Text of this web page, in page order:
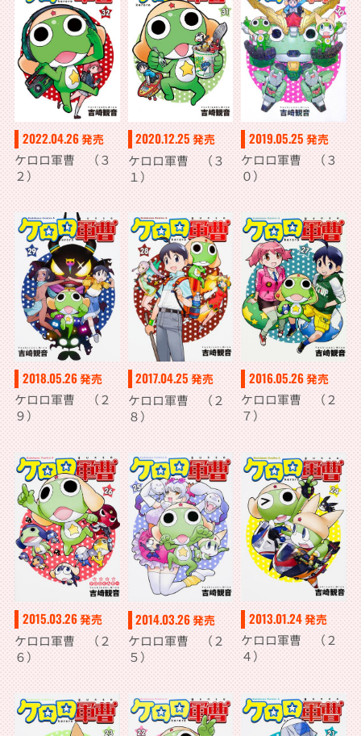
2022.04.26発売
ケロロ軍曹 （３
２）
2020.12.25 発売
ケロロ軍曹 （３
１）
2019.05.25 発売
ケロロ軍曹 （３
０）
2018.05.26発売
ケロロ軍曹 （２
９）
2017.04.25 発売
ケロロ軍曹 （２
８）
2016.05.26発売
ケロロ軍曹 （２
７）
2015.03.26発売
ケロロ軍曹 （２
６）
2014.03.26発売
ケロロ軍曹 （２
５）
2013.01.24発売
ケロロ軍曹 （２
４）